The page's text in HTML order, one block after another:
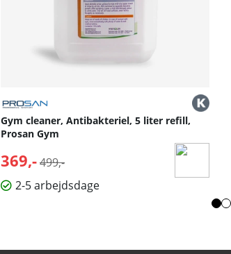
Gym cleaner, Antibakteriel, 5 liter refill,
Prosan Gym
369,- Normalpris:
499,-
2-5 arbejdsdage